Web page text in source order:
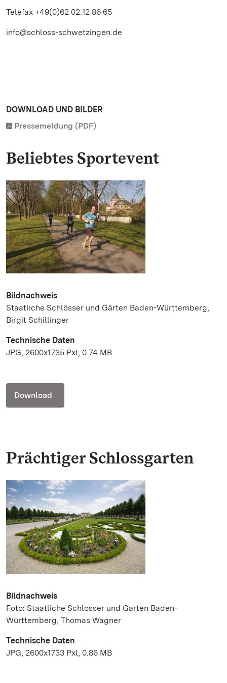
Telefax +49(0)62 02.12 86 65
info@schloss-schwetzingen.de
DOWNLOAD UND BILDER
Pressemeldung (PDF)
Beliebtes Sportevent
Bildnachweis
Staatliche Schlösser und Gärten Baden-Württemberg,
Birgit Schillinger
Technische Daten
JPG, 2600x1735 Pxl, 0.74 MB
Download
Prächtiger Schlossgarten
Bildnachweis
Foto: Staatliche Schlösser und Gärten Baden-
Württemberg, Thomas Wagner
Technische Daten
JPG, 2600x1733 Pxl, 0.86 MB